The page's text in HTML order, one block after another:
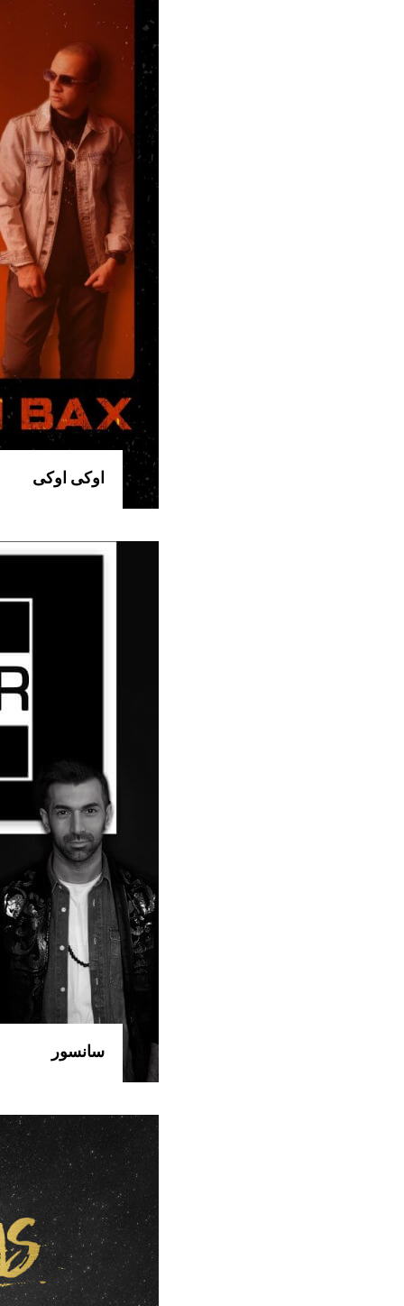
اوکی اوکی
سانسور